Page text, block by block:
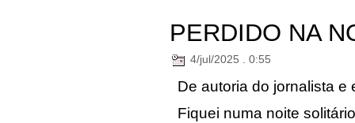
PERDIDO NA
4/jul/2025 . 0:55
De autoria do jornalista e
Fiquei numa noite